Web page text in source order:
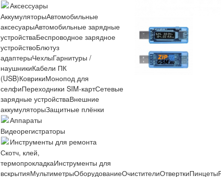
Аксессуары
АккумуляторыАвтомобильные
аксесуарыАвтомобильные зарядные
устройстваБеспроводное зарядное
устройствоБлютуз
адаптерыЧехлыГарнитуры /
наушникиКабели ПК
(USB)КоврикиМонопод для
селфиПереходники SIM-картСетевые
зарядные устройстваВнешние
аккумуляторыЗащитные плёнки
Аппараты
Видеорегистраторы
Инструменты для ремонта
Скотч, клей,
термопрокладкаИнструменты для
вскрытияМультиметрыОборудованиеОчистителиОтверткиПинцеты